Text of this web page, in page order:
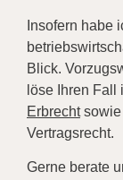
Insofern habe
Blick.
löse Ihren Fall
Erbrechtsowie
Vertragsrecht.
Gerne berate